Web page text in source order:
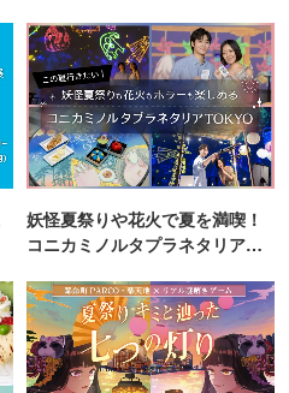
妖怪夏祭りや花火で夏を満喫！
コニカミノルタプラネタリア